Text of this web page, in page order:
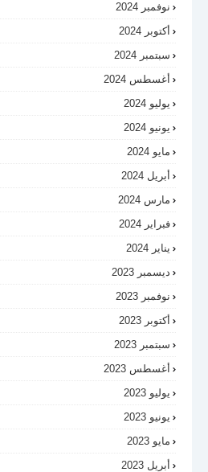
نوفمبر 2024
أكتوبر 2024
سبتمبر 2024
أغسطس 2024
يوليو 2024
يونيو 2024
مايو 2024
أبريل 2024
مارس 2024
فبراير 2024
يناير 2024
ديسمبر 2023
نوفمبر 2023
أكتوبر 2023
سبتمبر 2023
أغسطس 2023
يوليو 2023
يونيو 2023
مايو 2023
أبريل 2023